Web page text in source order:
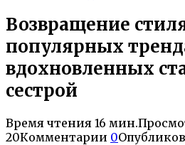
Возвращение
популярных
вдохновленных
сестрой
Время чтения 16 мин.
20Комментарии 0